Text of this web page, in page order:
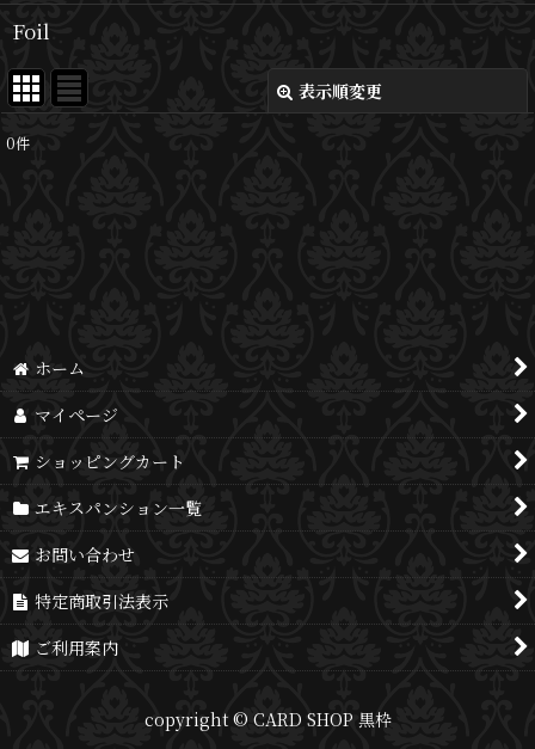
Foil
表示順変更
表示数
0件
ホーム
マイページ
ショッピングカート
エキスパンション一覧
お問い合わせ
特定商取引法表示
ご利用案内
copyright © CARD SHOP 黒枠